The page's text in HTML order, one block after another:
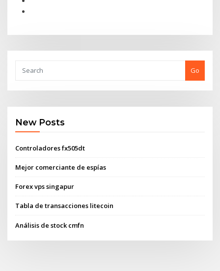
Go
New Posts
Controladores fx505dt
Mejor comerciante de espías
Forex vps singapur
Tabla de transacciones litecoin
Análisis de stock cmfn